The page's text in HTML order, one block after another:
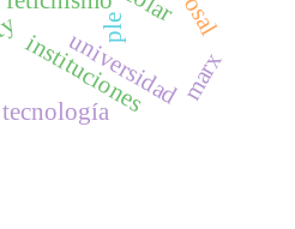
universidad
instituciones marx
ple